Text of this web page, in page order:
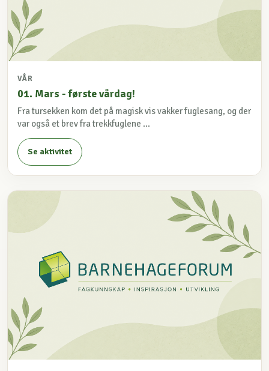
VÅR
01. Mars - første vårdag!
Fra tursekken kom det på magisk vis vakker fuglesang, og der
var også et brev fra trekkfuglene ...
Se aktivitet